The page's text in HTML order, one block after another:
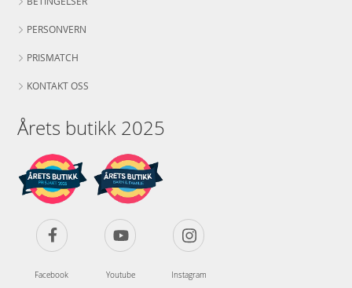
PERSONVERN
PRISMATCH
KONTAKT OSS
Årets butikk 2025
Facebook Youtube Instagram